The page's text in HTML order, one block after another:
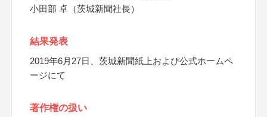
小田部 卓（茨城新聞社長）
結果発表
2019年6月27日、茨城新聞紙上および公式ホームペ
ージにて
著作権の扱い